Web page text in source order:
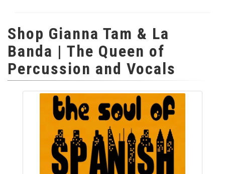
Shop Gianna Tam & La
Banda | The Queen of
Percussion and Vocals